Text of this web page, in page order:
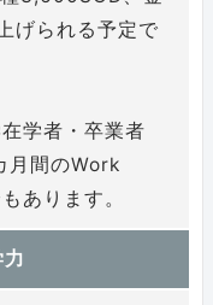
げられる予定で
学者・卒業者
月間のWork
あります。